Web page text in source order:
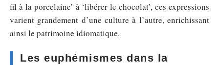
fil à la porcelaine’ à ‘libérer le chocolat’, ces expressions
varient grandement d’une culture à l’autre, enrichissant
ainsi le patrimoine idiomatique.
Les euphémismes dans la